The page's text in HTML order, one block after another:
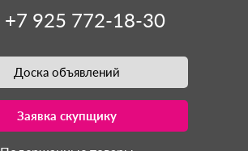
+7 925 772-18-30
Доска объявлений
Заявка скупщику